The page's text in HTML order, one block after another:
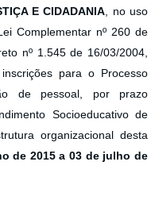
E CIDADANIA , no uso
Complementar nº 260 de
nº 1.545 de 16/03/2004,
para o Processo
de pessoal, por prazo
Socioeducativo de
organizacional desta
de 2015 a 03 de julho de